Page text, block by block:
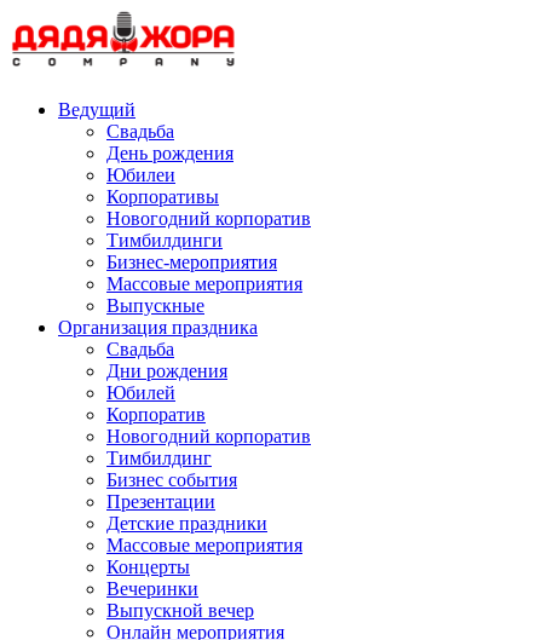
to
content
Ведущий
Свадьба
День рождения
Юбилеи
Корпоративы
Новогодний корпоратив
Тимбилдинги
Бизнес-мероприятия
Массовые мероприятия
Выпускные
Организация праздника
Свадьба
Дни рождения
Юбилей
Корпоратив
Новогодний корпоратив
Тимбилдинг
Бизнес события
Презентации
Детские праздники
Массовые мероприятия
Концерты
Вечеринки
Выпускной вечер
Онлайн мероприятия